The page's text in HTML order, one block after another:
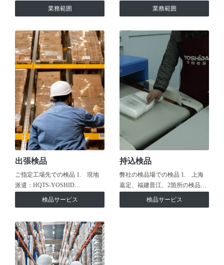
業務範囲 業務範囲
出張検品
ご指定工場先での検品 1. 現地
派遣：HQTS-YOSHID…
検品サービス
持込検品
弊社の検品場での検品 1. 上海
嘉定、福建晋江、2箇所の検品…
検品サービス